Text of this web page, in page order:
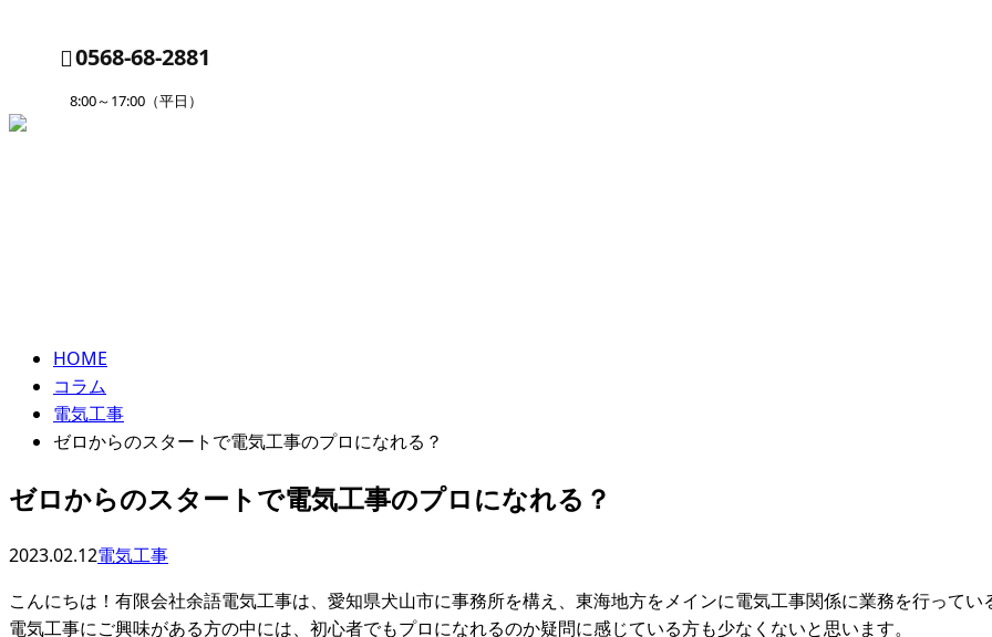
0568-68-2881
8:00～17:00（平日）
HOME
コラム
電気工事
ゼロからのスタートで電気工事のプロになれる？
ゼロからのスタートで電気工事のプロになれる？
2023.02.12電気工事
こんにちは！有限会社余語電気工事は、愛知県犬山市に事務所を構え、東海地方をメインに電気工事関係に業務を行ってい
電気工事にご興味がある方の中には、初心者でもプロになれるのか疑問に感じている方も少なくないと思います。